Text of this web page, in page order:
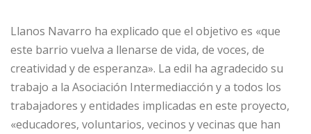
Llanos Navarro ha explicado que el objetivo es «que
este barrio vuelva a llenarse de vida, de voces, de
creatividad y de esperanza». La edil ha agradecido su
trabajo a la Asociación Intermediacción y a todos los
trabajadores y entidades implicadas en este proyecto,
«educadores, voluntarios, vecinos y vecinas que han